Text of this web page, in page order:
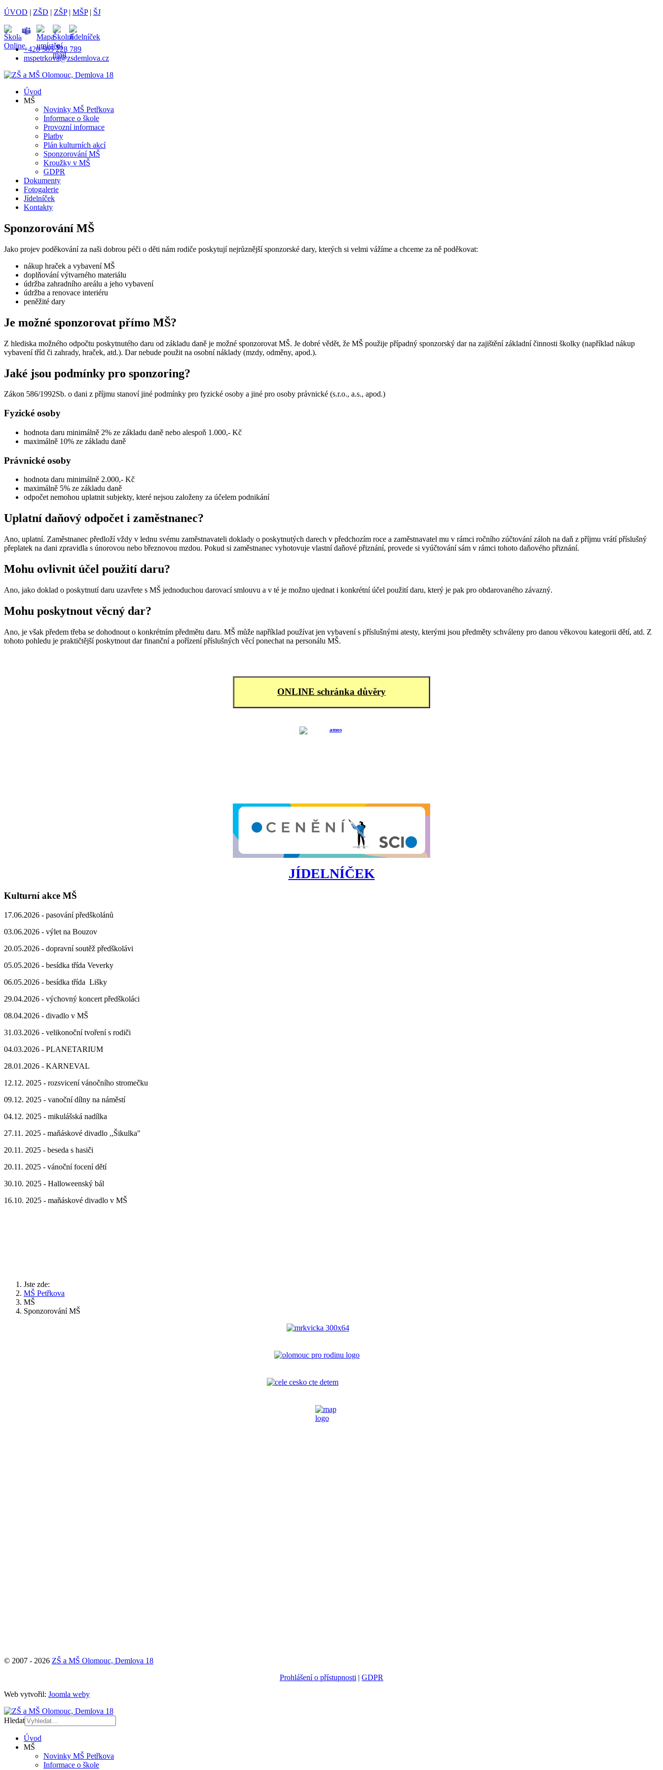
ÚVOD | ZŠD | ZŠP| MŠP| ŠJ
+420 585 228 789
mspetrkova@zsdemlova.cz
Úvod
MŠ
Novinky MŠ Petřkova
Informace o škole
Provozní informace
Platby
Plán kulturních akcí
Sponzorování MŠ
Kroužky v MŠ
GDPR
Dokumenty
Fotogalerie
Jídelníček
Kontakty
Sponzorování MŠ
Jako projev poděkování za naši dobrou péči o děti nám rodiče poskytují nejrůznější sponzorské dary, kterých si velmi vážíme a chceme za ně poděkovat:
nákup hraček a vybavení MŠ
doplňování výtvarného materiálu
údržba zahradního areálu a jeho vybavení
údržba a renovace interiéru
peněžité dary
Je možné sponzorovat přímo MŠ?
Z hlediska možného odpočtu poskytnutého daru od základu daně je možné sponzorovat MŠ. Je dobré vědět, že MŠ použije případný sponzorský dar na zajištění základní činnosti školky (například nákup
vybavení tříd či zahrady, hraček, atd.). Dar nebude použit na osobní náklady (mzdy, odměny, apod.).
Jaké jsou podmínky pro sponzoring?
Zákon 586/1992Sb. o dani z příjmu stanoví jiné podmínky pro fyzické osoby a jiné pro osoby právnické (s.r.o., a.s., apod.)
Fyzické osoby
hodnota daru minimálně 2% ze základu daně nebo alespoň 1.000,- Kč
maximálně 10% ze základu daně
Právnické osoby
hodnota daru minimálně 2.000,- Kč
maximálně 5% ze základu daně
odpočet nemohou uplatnit subjekty, které nejsou založeny za účelem podnikání
Uplatní daňový odpočet i zaměstnanec?
Ano, uplatní. Zaměstnanec předloží vždy v lednu svému zaměstnavateli doklady o poskytnutých darech v předchozím roce a zaměstnavatel mu v rámci ročního zúčtování záloh na daň z příjmu vrátí příslušný
přeplatek na dani zpravidla s únorovou nebo březnovou mzdou. Pokud si zaměstnanec vyhotovuje vlastní daňové přiznání, provede si vyúčtování sám v rámci tohoto daňového přiznání.
Mohu ovlivnit účel použití daru?
Ano, jako doklad o poskytnutí daru uzavřete s MŠ jednoduchou darovací smlouvu a v té je možno ujednat i konkrétní účel použití daru, který je pak pro obdarovaného závazný.
Mohu poskytnout věcný dar?
Ano, je však předem třeba se dohodnout o konkrétním předmětu daru. MŠ může například používat jen vybavení s příslušnými atesty, kterými jsou předměty schváleny pro danou věkovou kategorii dětí, atd. Z
tohoto pohledu je praktičtější poskytnout dar finanční a pořízení příslušných věcí ponechat na personálu MŠ.
ONLINE schránka důvěry
JÍDELNÍČEK
Kulturní akce MŠ
17.06.2026 - pasování předškolánů
03.06.2026 - výlet na Bouzov
20.05.2026 - dopravní soutěž předškolávi
05.05.2026 - besídka třída Veverky
06.05.2026 - besídka třída Lišky
29.04.2026 - výchovný koncert předškoláci
08.04.2026 - divadlo v MŠ
31.03.2026 - velikonoční tvoření s rodiči
04.03.2026 - PLANETARIUM
28.01.2026 - KARNEVAL
12.12. 2025 - rozsvicení vánočního stromečku
09.12. 2025 - vanoční dílny na náměstí
04.12. 2025 - mikulášská nadílka
27.11. 2025 - maňáskové divadlo ,,Šikulka"
20.11. 2025 - beseda s hasiči
20.11. 2025 - vánoční focení dětí
30.10. 2025 - Halloweenský bál
16.10. 2025 - maňáskové divadlo v MŠ
Jste zde:
MŠ Petřkova
MŠ
Sponzorování MŠ
© 2007 - 2026 ZŠ a MŠ Olomouc, Demlova 18
Prohlášení o přístupnosti | GDPR
Web vytvořil: Joomla weby
Hledat
Úvod
MŠ
Novinky MŠ Petřkova
Informace o škole